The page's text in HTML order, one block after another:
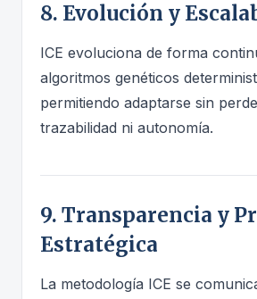
8. Evolución y
ICE evoluciona de forma
algoritmos genéticos
permitiendo adaptarse sin
trazabilidad ni autonomía.
9. Transparencia y
Estratégica
La metodología ICE se